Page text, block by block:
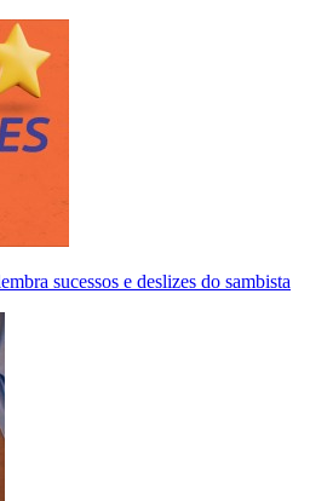
sucessos e deslizes do sambista